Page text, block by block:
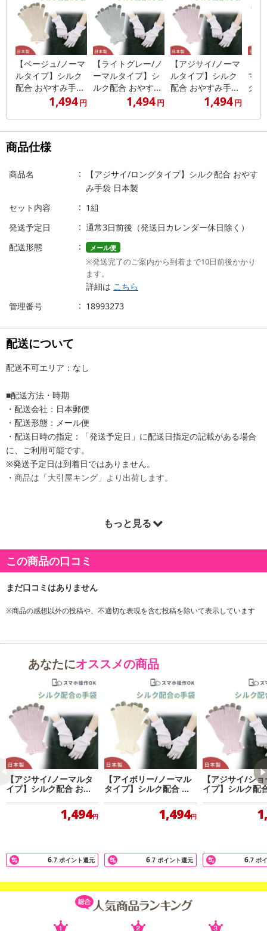
【ベージュ/ノーマ
ルタイプ】シルク
配合 おやすみ手...
1,494円
【ライトグレー/ノ
ーマルタイプ】シ
ルク配合 おやす...
1,494円
【アジサイ/ノーマ
ルタイプ】シルク
配合 おやすみ手...
1,494円
マ
ク
商品仕様
商品名
【アジサイ/ロングタイプ】シルク配合 おやす
み手袋 日本製
セット内容
1組
発送予定日
通常3日前後（発送日カレンダー休日除く）
配送形態
メール便
※発送完了のご案内から到着まで10日前後かかり
ます。
詳細は こちら
管理番号
18993273
配送について
配送不可エリア：なし
■配送方法・時期
・配送会社：日本郵便
・配送形態：メール便
・配送日時の指定：「発送予定日」に配送日指定の記載がある場合
に、ご利用可能です。
※発送予定日は到着日ではありません。
・商品は「大引屋キング」より出荷します。
もっと見る
この商品の口コミ
※商品の感想以外の投稿や、不適切な表現を含む投稿を除いて表示しています
あなたにオススメの商品
【アジサイ/ノーマルタ
イプ】シルク配合 おや
すみ手袋 日本製
1,494円
6.7 ポイント還元
【アイボリー/ノーマル
タイプ】シルク配合 お
やすみ手袋 日本製
1,494円
6.7 ポイント還元
【アジサイ/シ
イプ】シルク配
すみ手袋 日本製
6.7 ポ